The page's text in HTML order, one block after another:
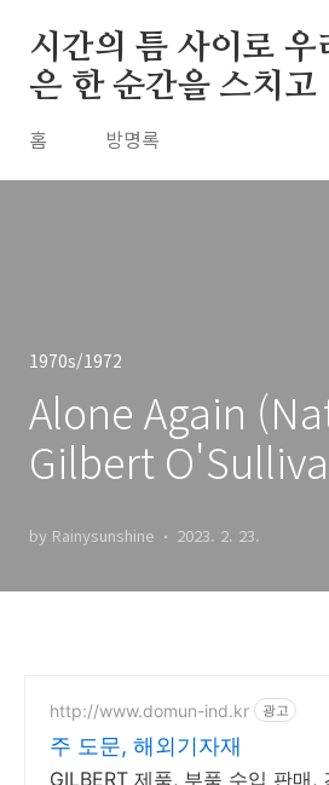
시간의 틈 사이로 우
은 한 순간을 스치고
홈 방명록
1970s/1972
Alone Again
Gilbert
by Rainysunshine 2023. 2. 23.
http://www.domun-ind.kr 광고
주 도문, 해외기자재
GILBERT 제품, 부품 수입 판매,